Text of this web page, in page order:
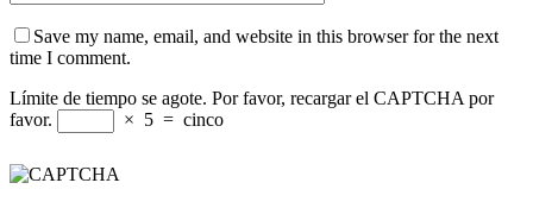
Save my name, email, and website in this browser for the next
time I comment.
Límite de tiempo se agote. Por favor, recargar el CAPTCHA por
favor.
× 5 = cinco